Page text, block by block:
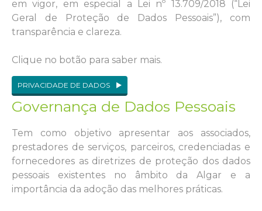
em vigor, em especial a Lei nº 13.709/2018 (“Lei
Geral de Proteção de Dados Pessoais”), com
transparência e clareza.
Clique no botão para saber mais.
PRIVACIDADE DE DADOS
Governança de Dados Pessoais
Tem como objetivo apresentar aos associados,
prestadores de serviços, parceiros, credenciadas e
fornecedores as diretrizes de proteção dos dados
pessoais existentes no âmbito da Algar e a
importância da adoção das melhores práticas.